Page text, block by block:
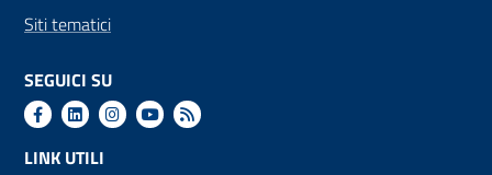
Siti tematici
SEGUICI SU
LINK UTILI